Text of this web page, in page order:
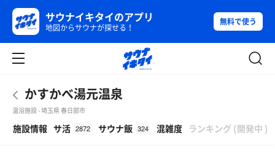
サウナイキタイのアプリ
地図からサウナが探せる！
無料で使う
かすかべ湯元温泉
温浴施設 - 埼玉県 春日部市
施設情報 サ活 2872 サウナ飯 324 混雑度 ランキング (開発中 )